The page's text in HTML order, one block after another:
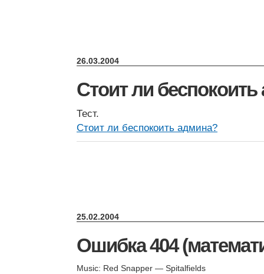
26.03.2004
Стоит ли
Тест.
Стоит ли беспокоить админа?
25.02.2004
Ошибка 404
Music: Red Snapper — Spitalfields